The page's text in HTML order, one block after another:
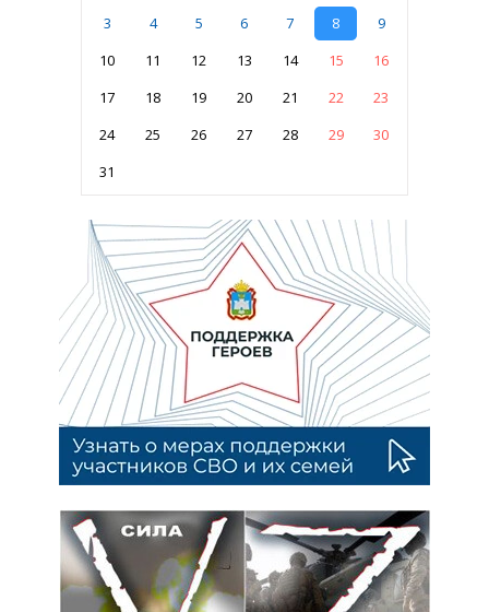
3
4 5 6 7 8
9
10
11 12 13 14 15
16
17
18 19 20 21 22
23
24
25 26 27 28 29
30
31